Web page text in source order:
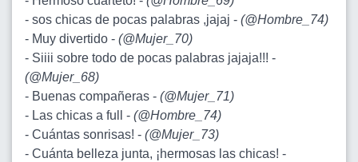
- sos chicas de pocas palabras ,jajaj - (@Hombre_74)
- Muy divertido - (@Mujer_70)
- Siiii sobre todo de pocas palabras jajaja!!! -
(@Mujer_68)
- Buenas compañeras - (@Mujer_71)
- Las chicas a full - (@Hombre_74)
- Cuántas sonrisas! - (@Mujer_73)
- Cuánta belleza junta, ¡hermosas las chicas! -